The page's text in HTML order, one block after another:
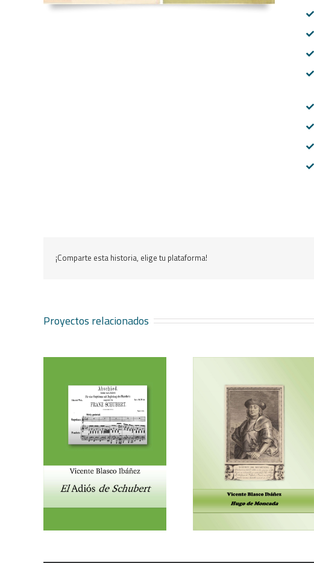
¡Comparte esta historia, elige tu plataforma!
Proyectos relacionados
Vicente Blasco Ibáñez, Hugo
Aventura veneciana y
cuentos